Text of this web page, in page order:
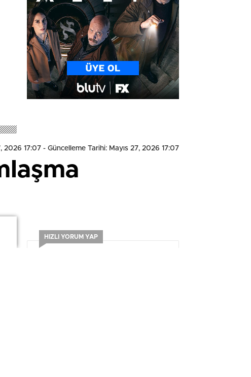
2026 17:07 - Güncelleme Tarihi: Mayıs 27, 2026 17:07
HIZLI YORUM YAP